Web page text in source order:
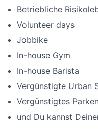
Betriebliche
Volunteer days
Jobbike
In-house Gym
In-house Barista
Vergünstigte Urban
Vergünstigtes
und Du kannst